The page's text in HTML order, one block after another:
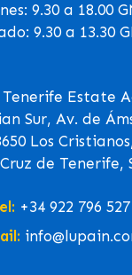
9.30 a 18.00
9.30 a 13.30
Estate
Sur, Av. de
Los
de Tenerife,
+34 922 796 527